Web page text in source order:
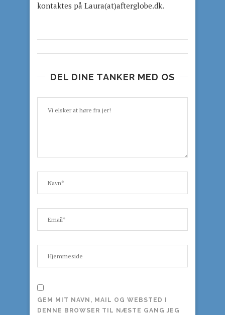
kontaktes på Laura(at)afterglobe.dk.
DEL DINE TANKER MED OS
GEM MIT NAVN, MAIL OG WEBSTED I
DENNE BROWSER TIL NÆSTE GANG JEG